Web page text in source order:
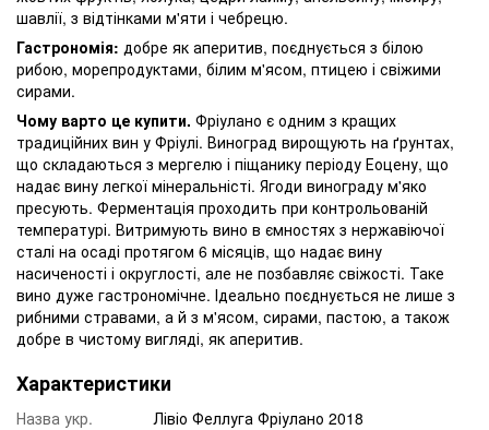
шавлії, з відтінками м'яти і чебрецю.
Гастрономія: добре як аперитив, поєднується з білою
рибою, морепродуктами, білим м'ясом, птицею і свіжими
сирами.
Чому варто це купити. Фріулано є одним з кращих
традиційних вин у Фріулі. Виноград вирощують на ґрунтах,
що складаються з мергелю і піщанику періоду Еоцену, що
надає вину легкої мінеральністі. Ягоди винограду м'яко
пресують. Ферментація проходить при контрольованій
температурі. Витримують вино в ємностях з нержавіючої
сталі на осаді протягом 6 місяців, що надає вину
насиченості і округлості, але не позбавляє свіжості. Таке
вино дуже гастрономічне. Ідеально поєднується не лише з
рибними стравами, а й з м'ясом, сирами, пастою, а також
добре в чистому вигляді, як аперитив.
Характеристики
Назва укр.
Лівіо Феллуга Фріулано 2018